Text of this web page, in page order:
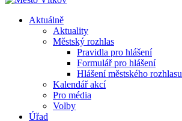
Aktuálně
Aktuality
Městský rozhlas
Pravidla pro hlášení
Formulář pro hlášení
Hlášení městského rozhlasu
Kalendář akcí
Pro média
Volby
Úřad